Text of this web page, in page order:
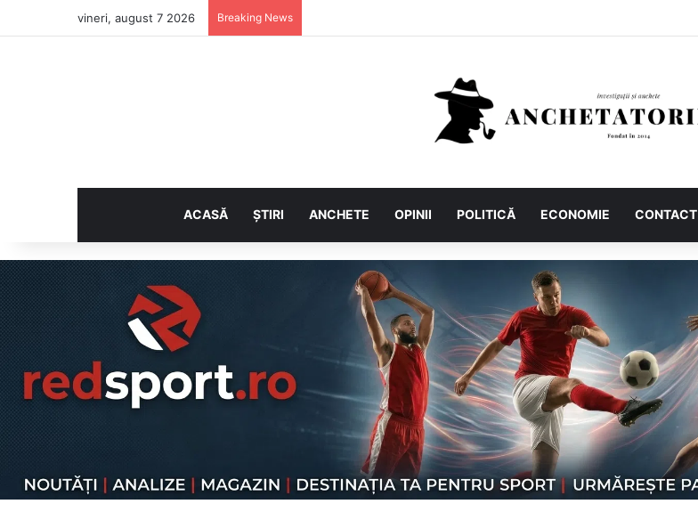
vineri, august 7 2026 Breaking News
ACASĂ ȘTIRI ANCHETE OPINII POLITICĂ ECONOMIE CONTACT